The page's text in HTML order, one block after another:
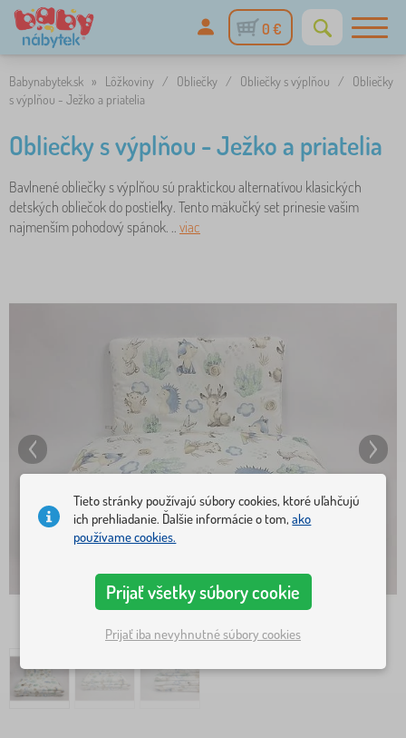
0 €
Babynabytek.sk » Lôžkoviny / Obliečky / Obliečky s výplňou /
Obliečky
s výplňou - Ježko a priatelia
Obliečky s výplňou - Ježko a priatelia
Bavlnené obliečky s výplňou sú praktickou alternatívou klasických
detských obliečok do postieľky. Tento mäkučký set prinesie vašim
najmenším pohodový spánok. .. viac
Tieto stránky používajú súbory cookies, ktoré uľahčujú
ich prehliadanie. Ďalšie informácie o tom,ako
používame cookies.
Prijať všetky súbory cookie
Prijať iba nevyhnutné súbory cookies